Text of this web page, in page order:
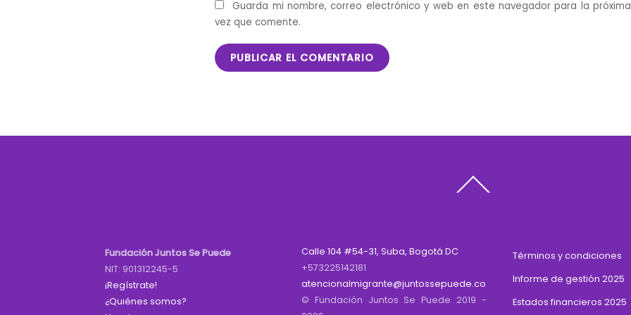
Guarda mi nombre, correo electrónico y web en este navegador para la próxima
vez que comente.
To
Fundación Juntos Se Puede
NIT: 901312245-5
¡Regístrate!
¿Quiénes somos?
Calle 104 #54-31, Suba, Bogotá DC
+573225142181
atencionalmigrante@juntossepuede.co
© Fundación Juntos Se Puede 2019 -
Términos y condiciones
Informe de gestión 2025
Estados financieros 2025